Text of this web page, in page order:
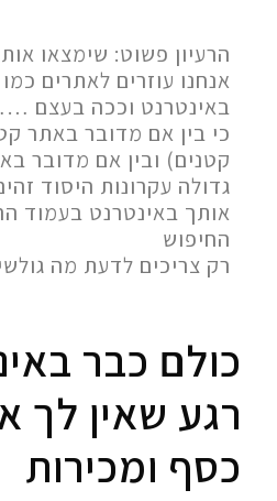
הרעיון פשוט: שימצאו
אנחנו עוזרים לאתרים
באינטרנט וככה בעצם
כי בין אם מדובר באתר
קטנים) ובין אם מדובר
גדולה עקרונות היסוד
אותך באינטרנט בעמוד
החיפוש
רק צריכים לדעת מה
כולם כבר
רגע שאין לך
כסף ומכירות